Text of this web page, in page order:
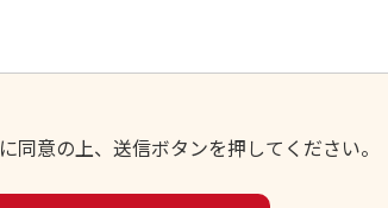
に同意の上、送信ボタンを押してください。